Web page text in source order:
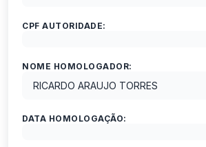
CPF AUTORIDADE:
NOME HOMOLOGADOR:
RICARDO ARAUJO TORRES
DATA HOMOLOGAÇÃO: